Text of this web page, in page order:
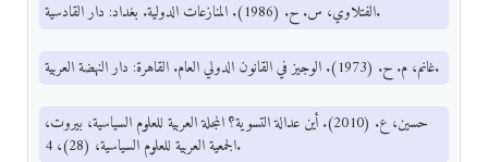
الفتلاوي، س. ح. (1986). المنازعات الدولية. بغداد: دار القادسية.
غانم، م. ح. (1973). الوجيز في القانون الدولي العام. القاهرة: دار النهضة العربية.
حسين، ع. (2010). أين عدالة التسوية؟ المجلة العربية للعلوم السياسية، بيروت،
الجمعية العربية للعلوم السياسية، (28)، 4.